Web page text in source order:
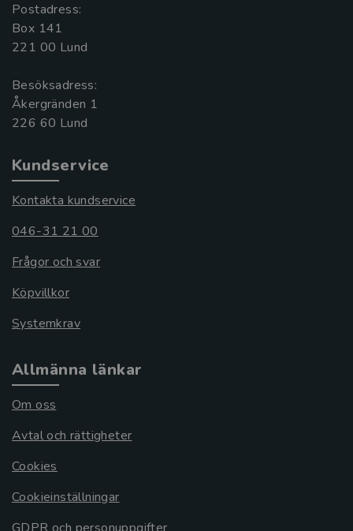
Postadress:
Box 141
221 00 Lund
Besöksadress:
Åkergränden 1
Kundservice
Kontakta kundservice
046-31 21 00
Frågor och svar
Köpvillkor
Systemkrav
Allmänna länkar
Om oss
Avtal och rättigheter
Cookies
Cookieinställningar